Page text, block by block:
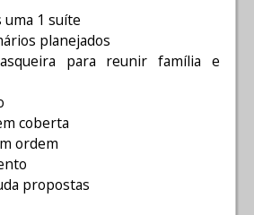
uma 1 suíte
planejados
para reunir família e
coberta
ordem
propostas